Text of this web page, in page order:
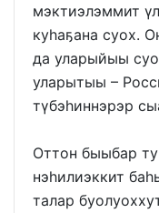
мэктиэлэммит
куһаҕана суох.
да уларыйыы
уларытыы –
түбэһиннэрэр
Оттон быыбар
нэһилиэккит
талар